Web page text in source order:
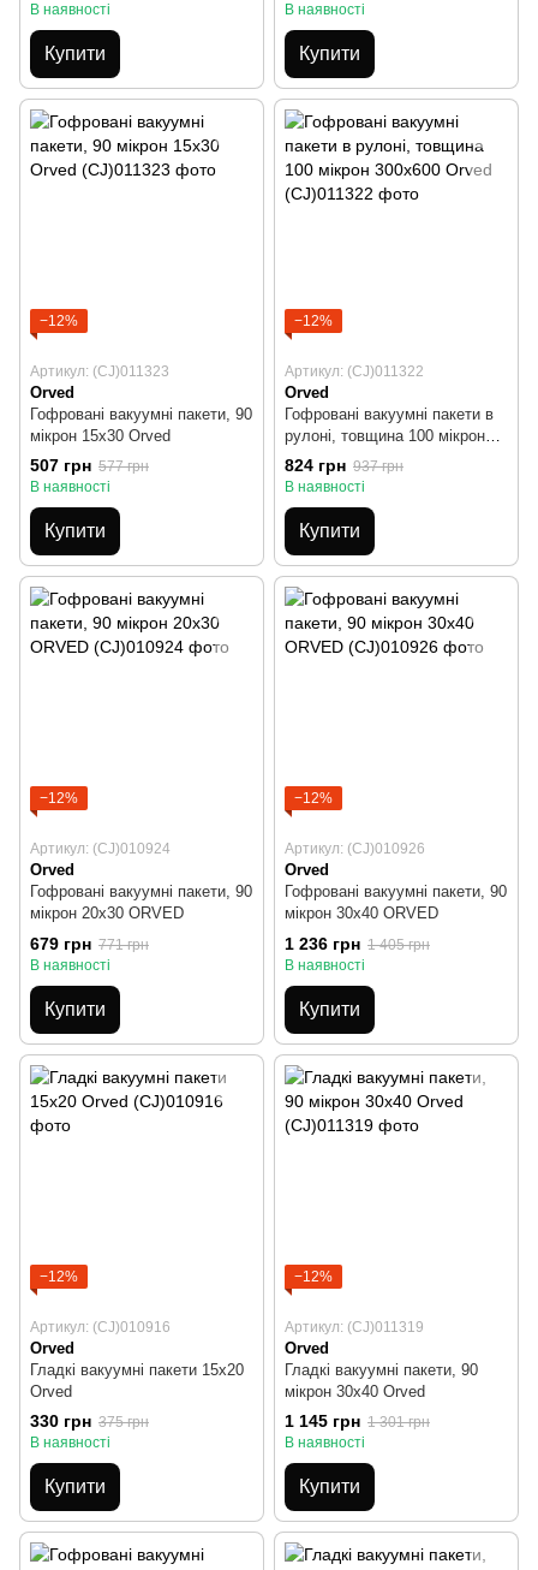
В наявності
Купити
В наявності
Купити
−12%
Артикул: (CJ)011323
Orved
Гофровані вакуумні пакети, 90
мікрон 15х30 Orved
507 грн 577 грн
В наявності
Купити
−12%
Артикул: (CJ)011322
Orved
Гофровані вакуумні пакети в
рулоні, товщина 100 мікрон
300х600 Orved
824 грн 937 грн
В наявності
Купити
−12%
Артикул: (CJ)010924
Orved
Гофровані вакуумні пакети, 90
мікрон 20х30 ORVED
679 грн 771 грн
В наявності
Купити
−12%
Артикул: (CJ)010926
Orved
Гофровані вакуумні пакети, 90
мікрон 30х40 ORVED
1 236 грн 1 405 грн
В наявності
Купити
−12%
Артикул: (CJ)010916
Orved
Гладкі вакуумні пакети 15х20
Orved
330 грн 375 грн
В наявності
Купити
−12%
Артикул: (CJ)011319
Orved
Гладкі вакуумні пакети, 90
мікрон 30х40 Orved
1 145 грн 1 301 грн
В наявності
Купити